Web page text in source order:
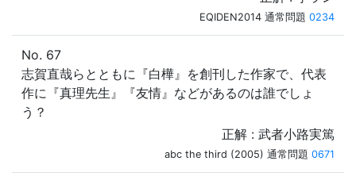
EQIDEN2014 通常問題 0234
No. 67
志賀直哉らとともに『白樺』を創刊した作家で、代表
作に『真理先生』『友情』などがあるのは誰でしょ
う？
正解 : 武者小路実篤
abc the third (2005) 通常問題 0671